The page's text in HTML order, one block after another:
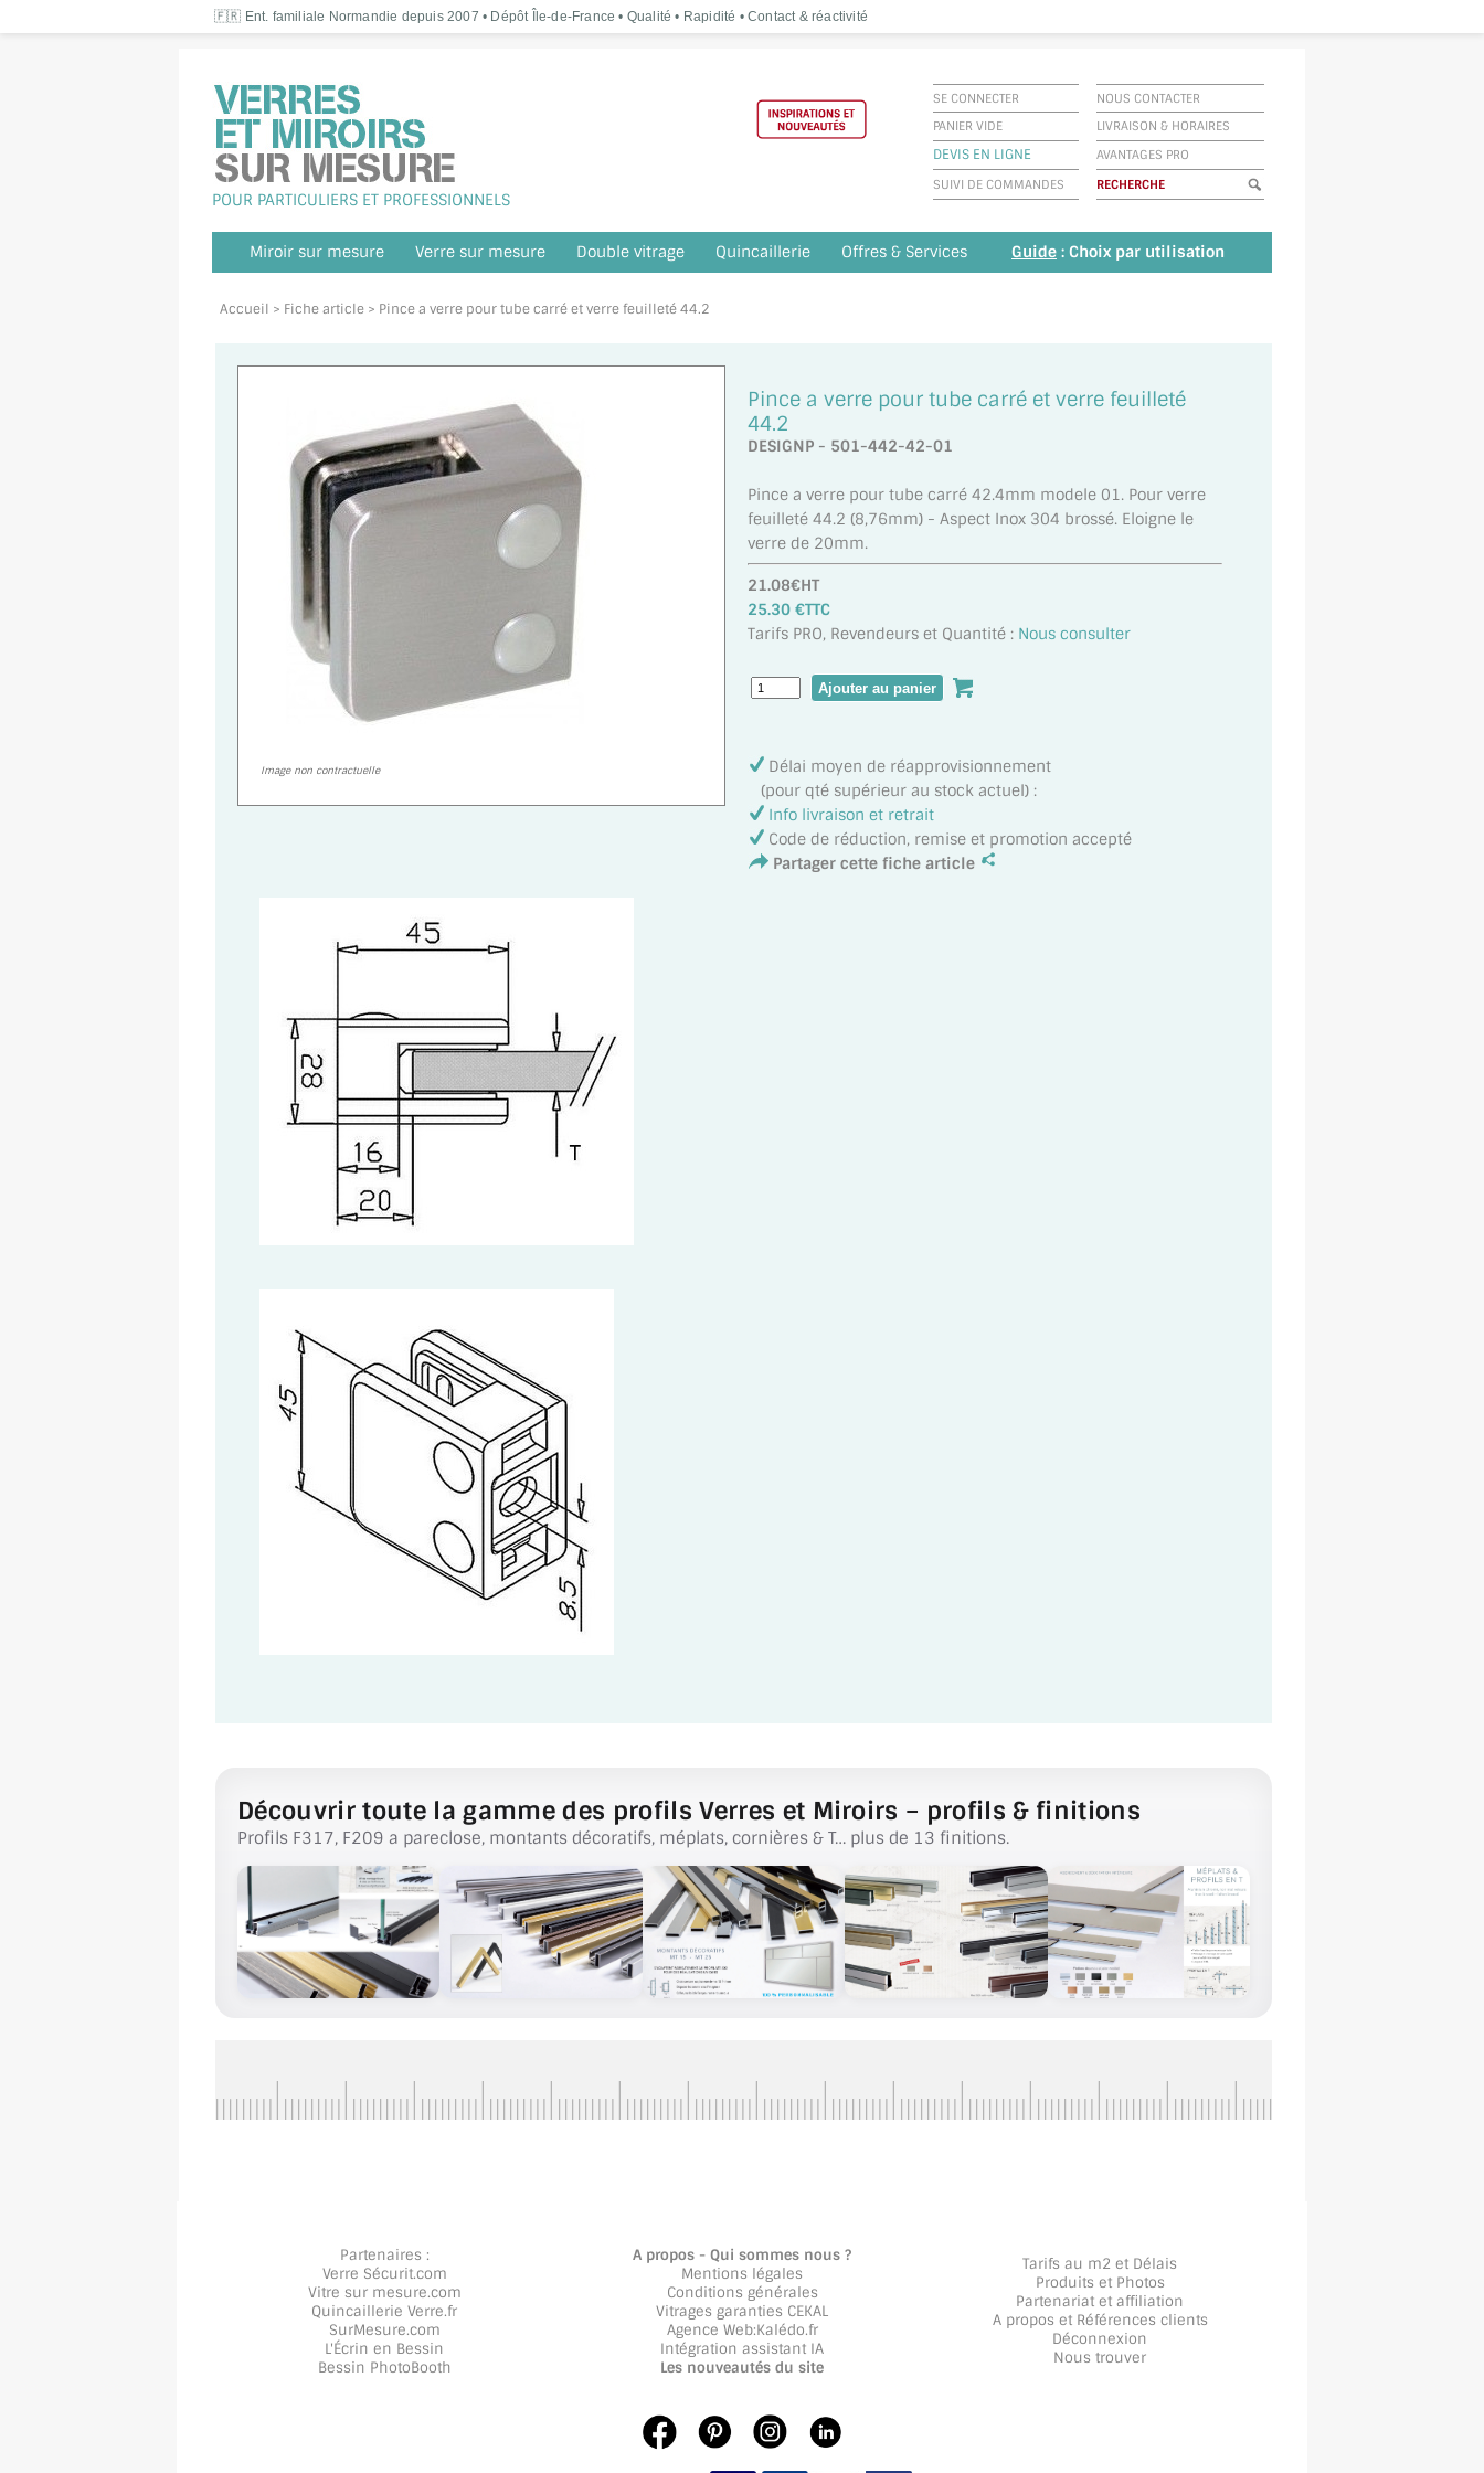
🇫🇷 Ent. familiale Normandie depuis 2007 • Dépôt Île-de-France • Qualité • Rapidité • Contact & réactivité
POUR PARTICULIERS ET PROFESSIONNELS
SE CONNECTER
NOUS CONTACTER
PANIER VIDE
LIVRAISON & HORAIRES
DEVIS EN LIGNE
AVANTAGES PRO
SUIVI DE COMMANDES
Miroir sur mesure Verre sur mesure Double vitrage Quincaillerie Offres & Services Guide : Choix par utilisation
Accueil > Fiche article > Pince a verre pour tube carré et verre feuilleté 44.2
Image non contractuelle
Pince a verre pour tube carré et verre feuilleté
44.2
DESIGNP - 501-442-42-01
Pince a verre pour tube carré 42.4mm modele 01. Pour verre
feuilleté 44.2 (8,76mm) - Aspect Inox 304 brossé. Eloigne le
verre de 20mm.
21.08€HT
25.30 €TTC
Tarifs PRO, Revendeurs et Quantité : Nous consulter
Délai moyen de réapprovisionnement
(pour qté supérieur au stock actuel) :
Info livraison et retrait
Code de réduction, remise et promotion accepté
Partager cette fiche article
Découvrir toute la gamme des profils Verres et Miroirs – profils & finitions
Profils F317, F209 a pareclose, montants décoratifs, méplats, cornières & T… plus de 13 finitions.
Partenaires :
Verre Sécurit.com
Vitre sur mesure.com
Quincaillerie Verre.fr
SurMesure.com
L'Écrin en Bessin
Bessin PhotoBooth
A propos - Qui sommes nous ?
Mentions légales
Conditions générales
Vitrages garanties CEKAL
Agence Web:Kalédo.fr
Intégration assistant IA
Les nouveautés du site
Tarifs au m2 et Délais
Produits et Photos
Partenariat et affiliation
A propos et Références clients
Déconnexion
Nous trouver